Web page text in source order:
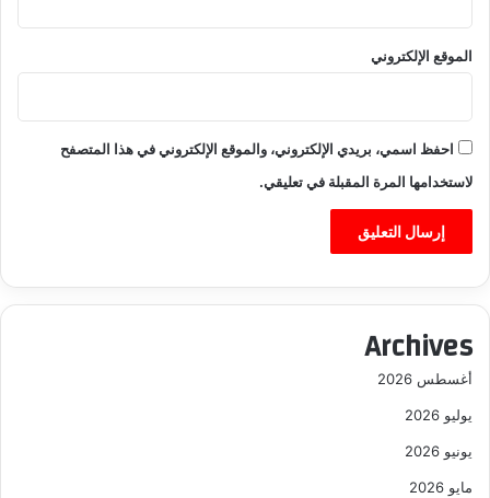
الموقع الإلكتروني
احفظ اسمي، بريدي الإلكتروني، والموقع الإلكتروني في هذا المتصفح
لاستخدامها المرة المقبلة في تعليقي.
Archives
أغسطس 2026
يوليو 2026
يونيو 2026
مايو 2026